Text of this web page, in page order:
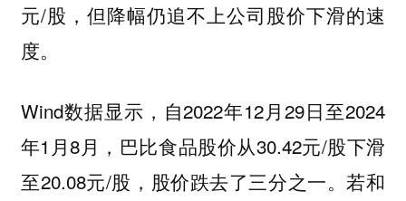
元/股，但降幅仍追不上公司股价下滑的速
度。
Wind数据显示，自2022年12月29日至2024
年1月8月，巴比食品股价从30.42元/股下滑
至20.08元/股，股价跌去了三分之一。若和